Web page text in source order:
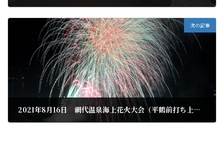
次の記事
2021年8月16日 網代温泉海上花火大会（平鶴前打ち上げ）